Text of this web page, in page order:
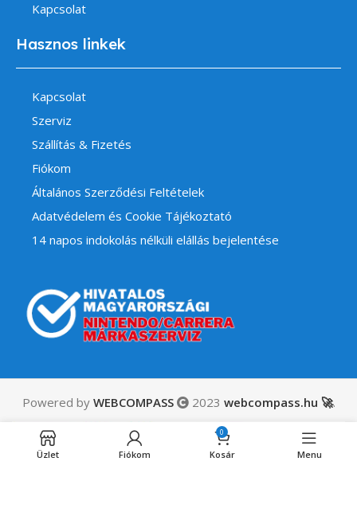
Kapcsolat
Hasznos linkek
Kapcsolat
Szerviz
Szállítás & Fizetés
Fiókom
Általános Szerződési Feltételek
Adatvédelem és Cookie Tájékoztató
14 napos indokolás nélküli elállás bejelentése
Powered by WEBCOMPASS 2023 webcompass.hu 🚀.
25,990 Ft
ÁFÁ-t
tartalmaz
Engedélyezett
utánrendelésre
Üzlet Fiókom
0
Kosár Menu